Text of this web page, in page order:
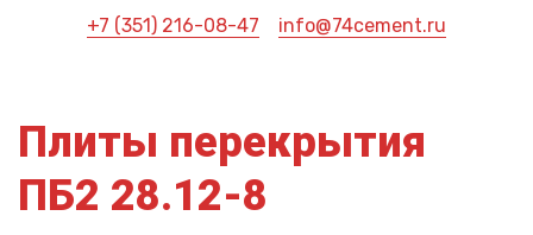
+7 (351) 216-08-47 info@74cement.ru
Плиты перекрытия
ПБ2 28.12-8